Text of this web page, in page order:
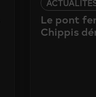
Le pont
Chippis